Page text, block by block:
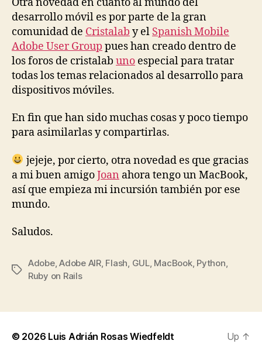
desarrollo móvil es por parte de la gran
comunidad de Cristalab y el Spanish Mobile
Adobe User Group pues han creado dentro de
los foros de cristalab uno especial para tratar
todas los temas relacionados al desarrollo para
dispositivos móviles.
En fin que han sido muchas cosas y poco tiempo
para asimilarlas y compartirlas.
jejeje, por cierto, otra novedad es que gracias
a mi buen amigoJoan ahora tengo un MacBook,
así que empieza mi incursión también por ese
mundo.
Saludos.
Tags
Adobe,Adobe AIR, Flash, GUL, MacBook, Python,
Ruby on Rails
© 2026 Luis Adrián Rosas Wiedfeldt Up ↑